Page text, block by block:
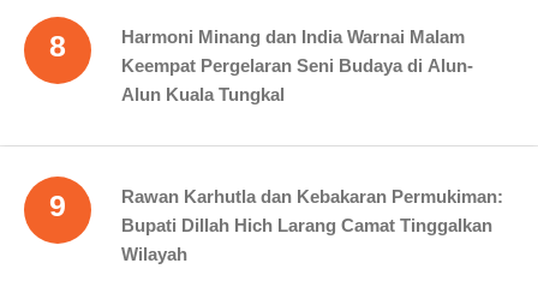
8
Harmoni Minang dan India Warnai Malam
Keempat Pergelaran Seni Budaya di Alun-
Alun Kuala Tungkal
9
Rawan Karhutla dan Kebakaran Permukiman:
Bupati Dillah Hich Larang Camat Tinggalkan
Wilayah